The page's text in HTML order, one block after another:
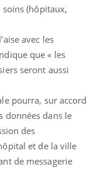
soins (hôpitaux,
avec les
que « les
seront aussi
pourra, sur accord
données dans le
des
et de la ville
de messagerie